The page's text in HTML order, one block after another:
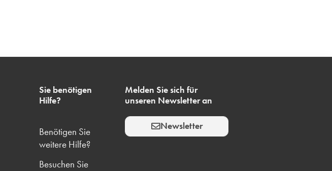
Sie benötigen
Hilfe?
Benötigen Sie
weitere Hilfe?
Besuchen Sie
Melden Sie sich für
unseren Newsletter an
Newsletter